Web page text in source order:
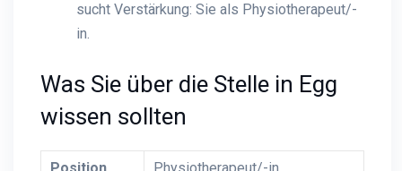
sucht Verstärkung: Sie als Physiotherapeut/-
in.
Was Sie über die Stelle in Egg
wissen sollten